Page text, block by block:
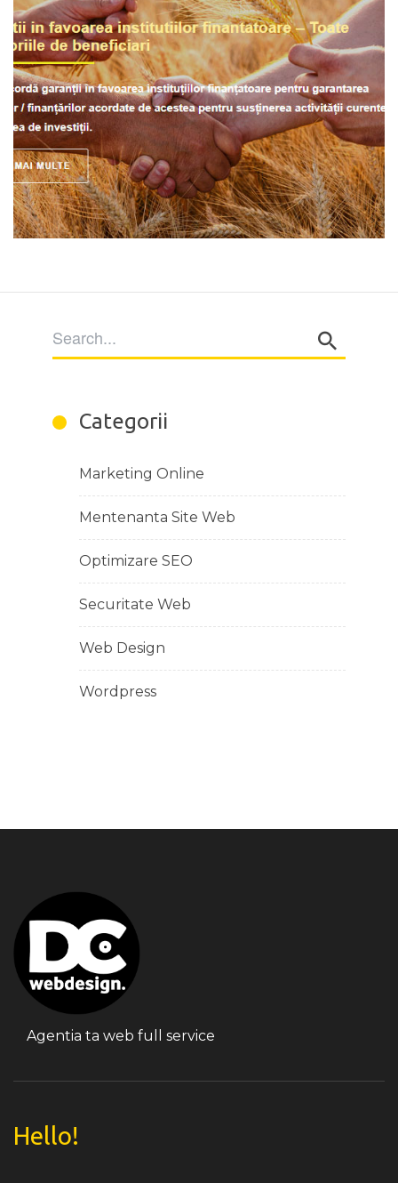
Categorii
Marketing Online
Mentenanta Site Web
Optimizare SEO
Securitate Web
Web Design
Wordpress
Agentia ta web full service
Hello!